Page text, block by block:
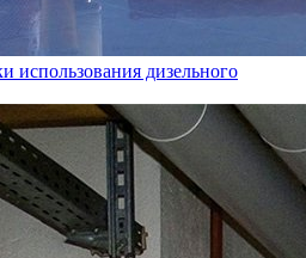
использования дизельного